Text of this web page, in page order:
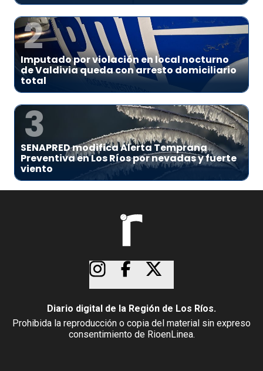
2
Imputado por violación en local nocturno
de Valdivia queda con arresto domiciliario
total
3
SENAPRED modifica Alerta Temprana
Preventiva en Los Ríos por nevadas y fuerte
viento
Diario digital de la Región de Los Ríos.
Prohibida la reproducción o copia del material sin expreso
consentimiento de RioenLinea.